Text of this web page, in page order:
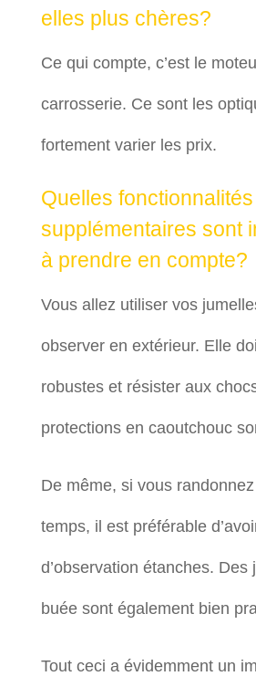
elles plus chères?
Ce qui compte, c’est le
carrosserie. Ce sont les
fortement varier les prix.
Quelles fonctionnalités
supplémentaires sont
à prendre en compte?
Vous allez utiliser vos
observer en extérieur. Elle
robustes et résister aux
protections en caoutchouc
De même, si vous
temps, il est préférable
d’observation étanches. Des
buée sont également bien
Tout ceci a évidemment un